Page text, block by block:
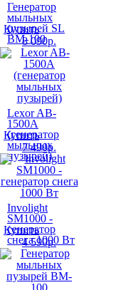
Генератор
мыльных
пузырей SL
BM-100
Купить
8 090р.
Lexor AB-
1500A
(генератор
мыльных
пузырей)
Купить
7 490р.
Involight
SM1000 -
генератор
снега 1000 Вт
Купить
4 590р.